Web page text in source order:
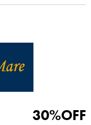
30%OFF